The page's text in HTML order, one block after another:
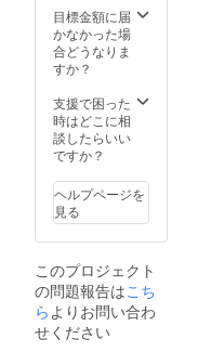
ンボイ
スが必
要な場
合は、
に直接
お問合
せくだ
さい。
状況、
使用部
材の供
給状
造工程
上の都
合等に
より出
が遅れ
る場合
があり
ます。
付自転
車販売
証明書
を含む
●適格請
車販売
証明書
を含む
●適格請
行事業
者登録
番号：
あり ※
求書発
行事業
者登録
番号の
あるイ
ンボイ
スが必
要な場
合は、
ホーム
ページ
にて追
加の離
11,000
円(税込
み)をお
払う必
りま
す。ご
注意く
ださ
組立完
成車の
お届け
はオー
プショ
み)をお
払う必
要があ
りま
注意く
ださ
い。 ※
組立完
お届け
はオー
プショ
ンで別
する必
要があ
りま
す。 ※
製品の
島在住
の方向
け）の
追加送
CAMPF
IREをご
注文さ
れた
品を発
送する
一週間
前に弊
ホーム
ページ
にて追
加の離
島送料
目標金額に届
かなかった場
合どうなりま
すか？
支援で困った
時はどこに相
談したらいい
ですか？
ヘルプページを
見る
このプロジェクト
の問題報告はこち
ら よりお問い合わ
せください